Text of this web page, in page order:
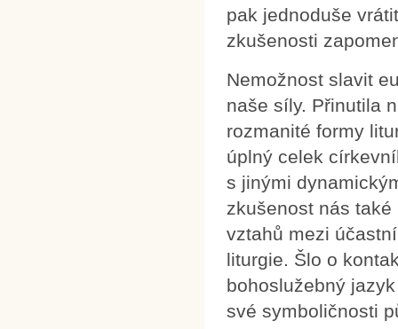
pak jednoduše
zkušenosti
Nemožnost slavit
naše síly. Přinutila
rozmanité formy
úplný celek
s jinými
zkušenost nás
vztahů mezi
liturgie. Šlo o
bohoslužebný
své symboličnosti